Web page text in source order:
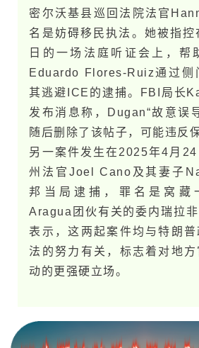
密尔沃基县巡回法院法官
名是妨碍移民执法。她被指
日的一场法庭听证会上，帮
Eduardo Flores-Ruiz通过侧
其逃避ICE的逮捕。FBI局长
发布消息称，Dugan“故意误
随后删除了该帖子，可能违反
另一案件发生在2025年4月
州法官Joel Cano及其妻子
邦当局逮捕，罪名是窝藏
Aragua团伙有关的委内瑞拉
表示，这两起案件均与特朗
法的努力有关，标志着对地
动的更强硬立场。